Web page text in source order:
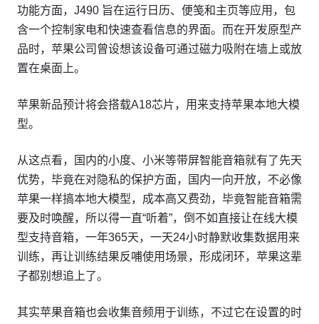
功能方面，J490 旨在运行日历、便笺和主页等应用，包
含一个控制家电和快速查看信息的界面。而在开发原型产
品时，苹果公司曾设想该设备可通过磁力吸附在墙上或放
置在桌面上。
苹果新品预计将会搭载A18芯片，用来支持苹果本地大模
型。
从这点看，国内的小度、小米等带屏智能音箱就有了先天
优势，毕竟在对隐私的保护方面，国内一向开放，不必像
苹果一样搞本地大模型，成本高又费劲，毕竟智能音箱需
要及时唤醒，所以得一直“听着”，倒不如直接让在线大模
型支持音箱，一年365天，一天24小时静默收集数据用来
训练，再让训练结果反哺使用场景，形成闭环，苹果这辈
子都别想追上了。
其实苹果音箱也会收集音频用于训练，不过它在设置的时